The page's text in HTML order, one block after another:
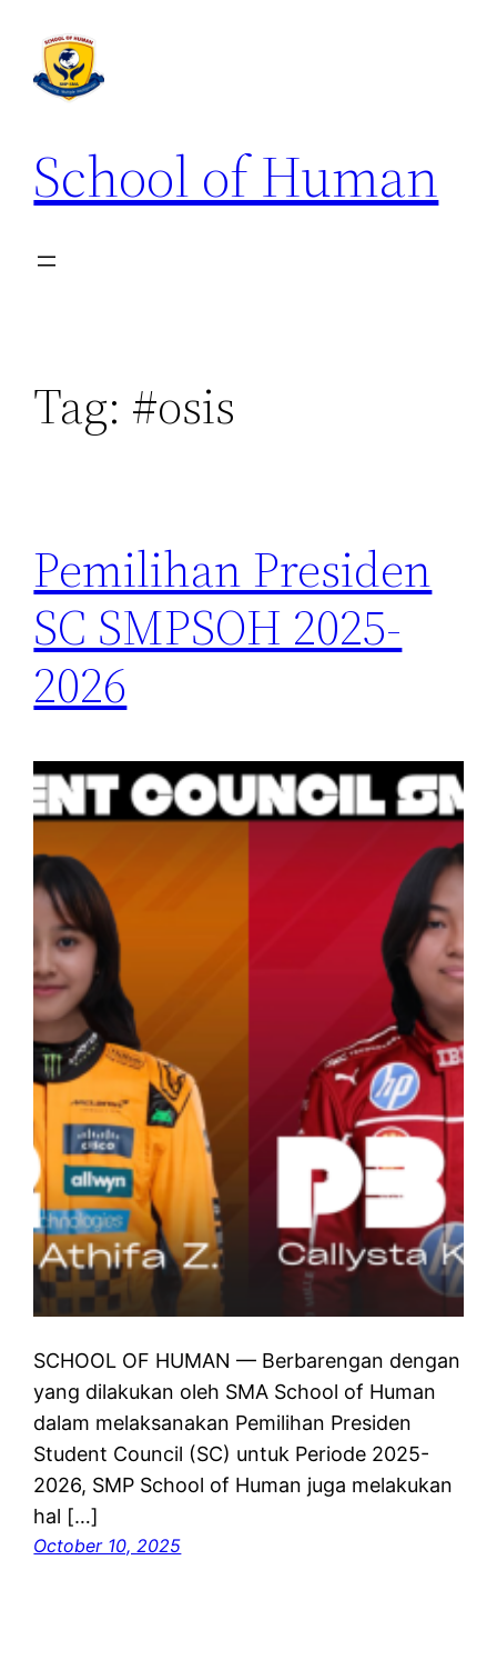
School of Human
Tag: #osis
Pemilihan Presiden
SC SMPSOH 2025-
2026
SCHOOL OF HUMAN — Berbarengan dengan
yang dilakukan oleh SMA School of Human
dalam melaksanakan Pemilihan Presiden
Student Council (SC) untuk Periode 2025-
2026, SMP School of Human juga melakukan
hal […]
October 10, 2025